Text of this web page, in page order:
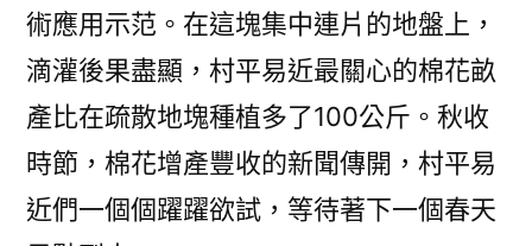
術應用示范。在這塊集中連片的地盤上，
滴灌後果盡顯，村平易近最關心的棉花畝
產比在疏散地塊種植多了100公斤。秋收
時節，棉花增產豐收的新聞傳開，村平易
近們一個個躍躍欲試，等待著下一個春天